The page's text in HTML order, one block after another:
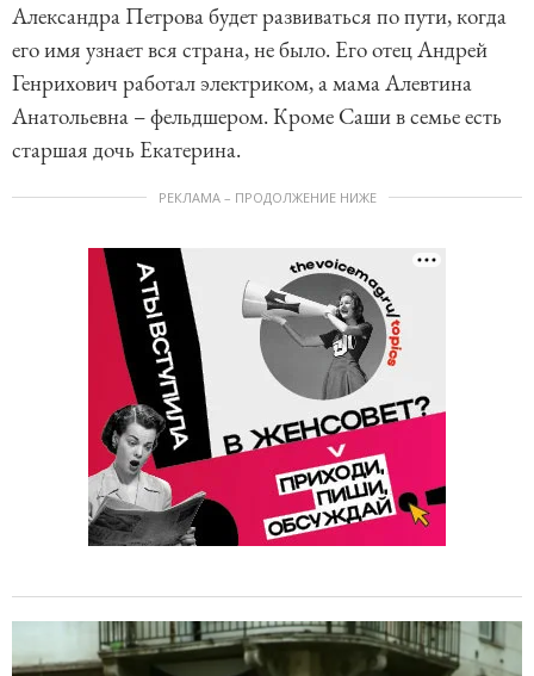
Александра Петрова будет развиваться по пути, когда
его имя узнает вся страна, не было. Его отец Андрей
Генрихович работал электриком, а мама Алевтина
Анатольевна – фельдшером. Кроме Саши в семье есть
старшая дочь Екатерина.
РЕКЛАМА – ПРОДОЛЖЕНИЕ НИЖЕ